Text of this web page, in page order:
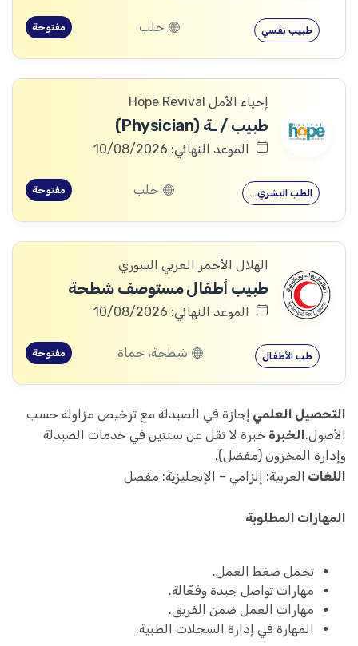
طبيب نفسي حلب مفتوحة
إحياء الأمل Hope Revival
طبيب / ـة (Physician)
الموعد النهائي: 10/08/2026
الطب البشري… حلب مفتوحة
الهلال الأحمر العربي السوري
طبيب أطفال مستوصف شطحة
الموعد النهائي: 10/08/2026
طب الأطفال شطحة، حماة مفتوحة
التحصيل العلمي إجازة في الصيدلة مع ترخيص مزاولة حسب
الأصول.الخبرة خبرة لا تقل عن سنتين في خدمات الصيدلة
وإدارة المخزون (مفضل).
اللغات العربية: إلزامي – الإنجليزية: مفضل
المهارات المطلوبة
تحمل ضغط العمل.
مهارات تواصل جيدة وفعّالة.
مهارات العمل ضمن الفريق.
المهارة في إدارة السجلات الطبية.